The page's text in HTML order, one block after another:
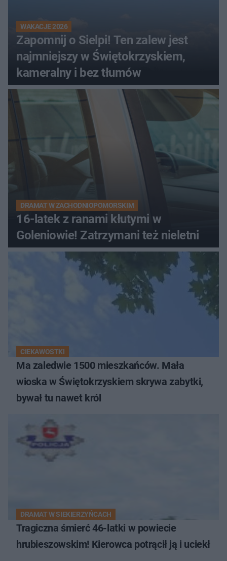
WAKACJE 2026
Zapomnij o Sielpi! Ten zalew jest
najmniejszy w Świętokrzyskiem,
kameralny i bez tłumów
DRAMAT W ZACHODNIOPOMORSKIM
16-latek z ranami kłutymi w
Goleniowie! Zatrzymani też nieletni
CIEKAWOSTKI
Ma zaledwie 1500 mieszkańców. Mała
wioska w Świętokrzyskiem skrywa zabytki,
bywał tu nawet król
DRAMAT W SIEKIERZYŃCACH
Tragiczna śmierć 46-latki w powiecie
hrubieszowskim! Kierowca potrącił ją i uciekł